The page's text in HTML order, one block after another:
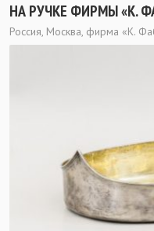
НА РУЧКЕ ФИРМЫ «К.
Россия, Москва, фирма «К.